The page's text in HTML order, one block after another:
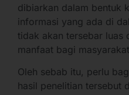
dibiarkan dalam bentuk
informasi yang ada di
tidak akan tersebar luas
manfaat bagi
Oleh sebab itu, perlu
hasil penelitian tersebut